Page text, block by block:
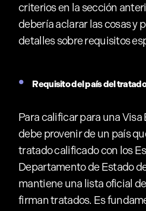
criterios en la sección
debería aclarar las cosas y
detalles sobre requisitos
Requisito del país del tratado
Para calificar para una
debe provenir de un país
tratado calificado con los
Departamento de Estado
mantiene una lista oficial
firman tratados. Es